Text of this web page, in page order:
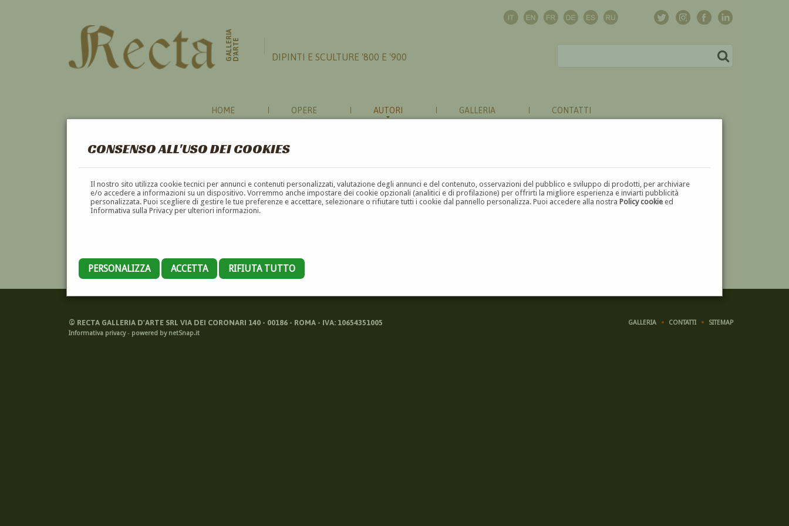
CONSENSO ALL'USO DEI COOKIES
Il nostro sito utilizza cookie tecnici per annunci e contenuti personalizzati, valutazione degli annunci e del contenuto, osservazioni del pubblico e sviluppo di prodotti, per archiviare
e/o accedere a informazioni su un dispositivo. Vorremmo anche impostare dei cookie opzionali (analitici e di profilazione) per offrirti la migliore esperienza e inviarti pubblicità
personalizzata. Puoi scegliere di gestire le tue preferenze e accettare, selezionare o rifiutare tutti i cookie dal pannello personalizza. Puoi accedere alla nostraPolicy cookie ed
Informativa sulla Privacy per ulteriori informazioni.
PERSONALIZZA ACCETTA RIFIUTA TUTTO
GALLERIAD'ARTE DIPINTI E SCULTURE '800 E '900
HOME OPERE AUTORI GALLERIA CONTATTI
AUTORI
A B C D E F G H I J K L M N O P Q R S T U V W X Y Z ⬅
© RECTA GALLERIA D'ARTE SRL VIA DEI CORONARI 140 - 00186 - ROMA - IVA: 10654351005
Informativa privacy- powered by netSnap.it
GALLERIA CONTATTI SITEMAP